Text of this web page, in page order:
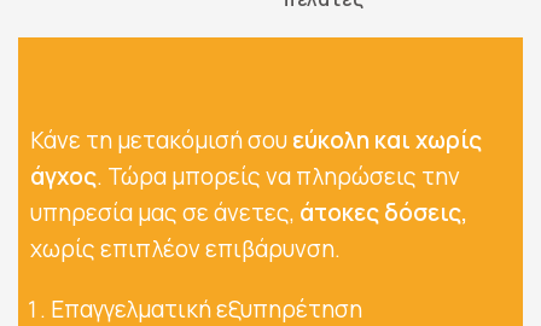
Κάνε τη μετακόμισή σουεύκολη και χωρίς
άγχος. Τώρα μπορείς να πληρώσεις την
υπηρεσία μας σε άνετες, άτοκες δόσεις,
χωρίς επιπλέον επιβάρυνση.
Επαγγελματική εξυπηρέτηση